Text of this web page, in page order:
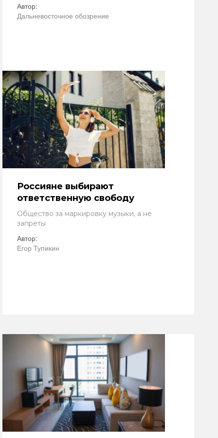
Автор:
Дальневосточное обозрение
Россияне выбирают
ответственную свободу
Общество за маркировку музыки, а не
запреты
Автор:
Егор Тупикин